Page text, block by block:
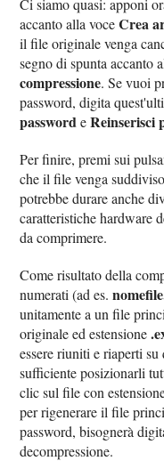
accanto alla voceCrea
il file originale venga
segno di spunta accanto
compressione. Se vuoi
password, digita
password eReinserisci
Per finire, premi sui
che il file venga
potrebbe durare anche
caratteristiche hardware
da comprimere.
Come risultato della
numerati (ad es.
unitamente a un file
originale ed estensione
essere riuniti e riaperti
sufficiente posizionarli
clic sul file con
per rigenerare il file
password, bisognerà
decompressione.